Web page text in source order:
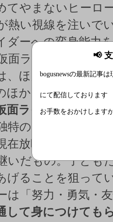
📢
bogusnewsの最新記事は
にて配信しております
お手数をおかけします
てやまないヒーロ
熱い視線を注いで
ダーへの変身能力
面ライダー妛龠と
、ほかのライダー
ほか、「仮面ライ
面ライダー椦軅」
特の漢字が使われ
在放映中）の「仮
いだもの。子ども
げることを狙って
は「努力・勇気・
して身につけても